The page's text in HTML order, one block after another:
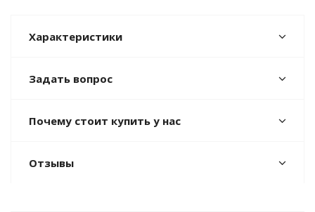
Характеристики
Задать вопрос
Почему стоит купить у нас
Отзывы